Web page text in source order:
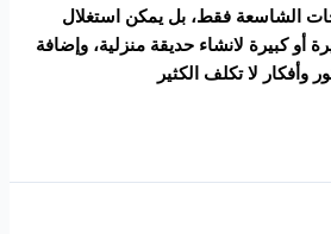
الشاسعة فقط، بل يمكن استغلال
أو كبيرة لانشاء حديقة منزلية، وإضافة
لا تكلف الكثير